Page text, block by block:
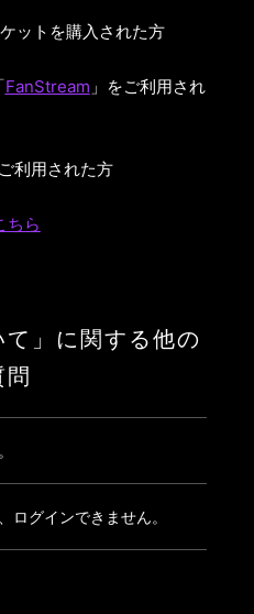
ットを購入された方
FanStream 」をご利用され
利用された方
ちら
て」に関する他の
問
ログインできません。